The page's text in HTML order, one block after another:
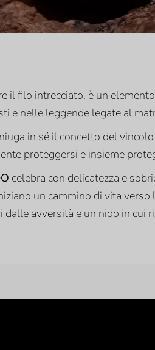
il filo intrecciato, è un
e nelle leggende legate al
in sé il concetto del
proteggersi e insieme
celebra con delicatezza e
un cammino di vita
dalle avversità e un nido in cui